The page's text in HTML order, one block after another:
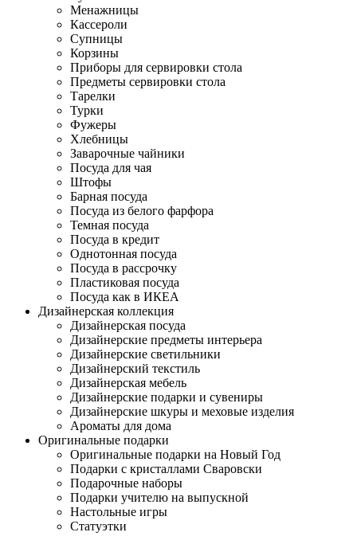
Менажницы
Кассероли
Супницы
Корзины
Приборы для сервировки стола
Предметы сервировки стола
Тарелки
Турки
Фужеры
Хлебницы
Заварочные чайники
Посуда для чая
Штофы
Барная посуда
Посуда из белого фарфора
Темная посуда
Посуда в кредит
Однотонная посуда
Посуда в рассрочку
Пластиковая посуда
Посуда как в ИКЕА
Дизайнерская коллекция
Дизайнерская посуда
Дизайнерские предметы интерьера
Дизайнерские светильники
Дизайнерский текстиль
Дизайнерская мебель
Дизайнерские подарки и сувениры
Дизайнерские шкуры и меховые изделия
Ароматы для дома
Оригинальные подарки
Оригинальные подарки на Новый Год
Подарки с кристаллами Сваровски
Подарочные наборы
Подарки учителю на выпускной
Настольные игры
Статуэтки